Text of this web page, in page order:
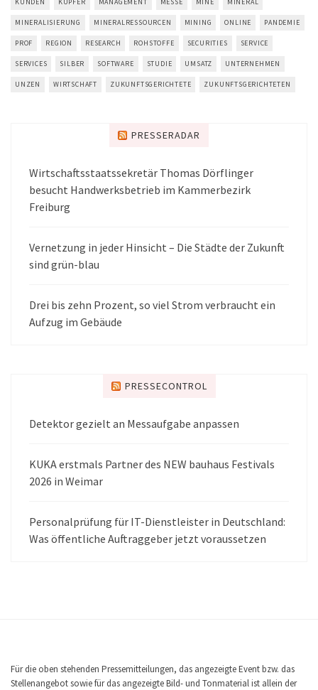
MINERALISIERUNG MINERALRESSOURCEN MINING ONLINE PANDEMIE
PROF REGION RESEARCH ROHSTOFFE SECURITIES SERVICE
SERVICES SILBER SOFTWARE STUDIE UMSATZ UNTERNEHMEN
UNZEN WIRTSCHAFT ZUKUNFTSGERICHTETE ZUKUNFTSGERICHTETEN
PRESSERADAR
Wirtschaftsstaatssekretär Thomas Dörflinger
besucht Handwerksbetrieb im Kammerbezirk
Freiburg
Vernetzung in jeder Hinsicht – Die Städte der Zukunft
sind grün-blau
Drei bis zehn Prozent, so viel Strom verbraucht ein
Aufzug im Gebäude
PRESSECONTROL
Detektor gezielt an Messaufgabe anpassen
KUKA erstmals Partner des NEW bauhaus Festivals
2026 in Weimar
Personalprüfung für IT-Dienstleister in Deutschland:
Was öffentliche Auftraggeber jetzt voraussetzen
Für die oben stehenden Pressemitteilungen, das angezeigte Event bzw. das
Stellenangebot sowie für das angezeigte Bild- und Tonmaterial ist allein der